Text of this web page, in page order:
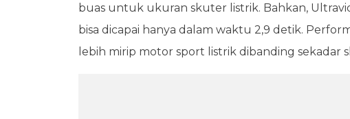
buas untuk ukuran skuter listrik. Bahkan,
bisa dicapai hanya dalam waktu 2,9 detik.
lebih mirip motor sport listrik dibanding sekadar